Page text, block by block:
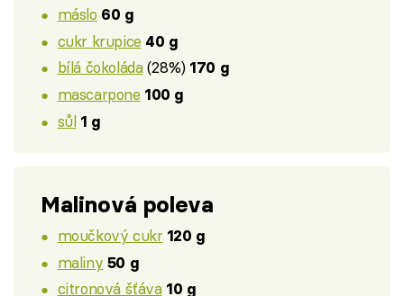
máslo 60 g
cukr krupice 40 g
bílá čokoláda(28%) 170 g
mascarpone 100 g
sůl 1 g
Malinová poleva
moučkový cukr 120 g
maliny 50 g
citronová šťáva 10 g